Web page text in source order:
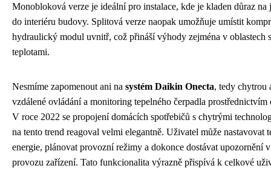
Monobloková verze je ideální pro instalace, kde je kladen důraz na
do interiéru budovy. Splitová verze naopak umožňuje umístit
hydraulický modul uvnitř, což přináší výhody zejména v oblastech
teplotami.
Nesmíme zapomenout ani na systém Daikin Onecta, tedy chytrou
vzdálené ovládání a monitoring tepelného čerpadla
V roce 2022 se propojení domácích spotřebičů s chytrými
na tento trend reagoval velmi elegantně. Uživatel může nastavovat
energie, plánovat provozní režimy a dokonce dostávat upozornění
provozu zařízení. Tato funkcionalita výrazně přispívá k celkové